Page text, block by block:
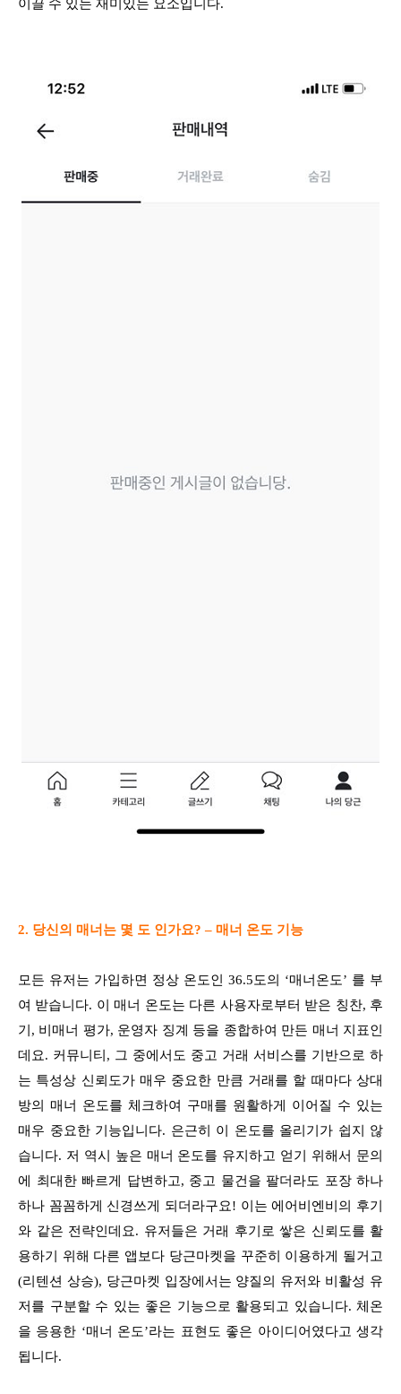
이끌 수 있는 재미있는 요소입니다.
2. 당신의 매너는 몇 도 인가요? – 매너 온도 기능
모든 유저는 가입하면 정상 온도인 36.5도의 ‘매너온도’ 를 부
여 받습니다. 이 매너 온도는 다른 사용자로부터 받은 칭찬, 후
기, 비매너 평가, 운영자 징계 등을 종합하여 만든 매너 지표인
데요. 커뮤니티, 그 중에서도 중고 거래 서비스를 기반으로 하
는 특성상 신뢰도가 매우 중요한 만큼 거래를 할 때마다 상대
방의 매너 온도를 체크하여 구매를 원활하게 이어질 수 있는
매우 중요한 기능입니다. 은근히 이 온도를 올리기가 쉽지 않
습니다. 저 역시 높은 매너 온도를 유지하고 얻기 위해서 문의
에 최대한 빠르게 답변하고, 중고 물건을 팔더라도 포장 하나
하나 꼼꼼하게 신경쓰게 되더라구요! 이는 에어비엔비의 후기
와 같은 전략인데요. 유저들은 거래 후기로 쌓은 신뢰도를 활
용하기 위해 다른 앱보다 당근마켓을 꾸준히 이용하게 될거고
(리텐션 상승), 당근마켓 입장에서는 양질의 유저와 비활성 유
저를 구분할 수 있는 좋은 기능으로 활용되고 있습니다. 체온
을 응용한 ‘매너 온도’라는 표현도 좋은 아이디어였다고 생각
됩니다.